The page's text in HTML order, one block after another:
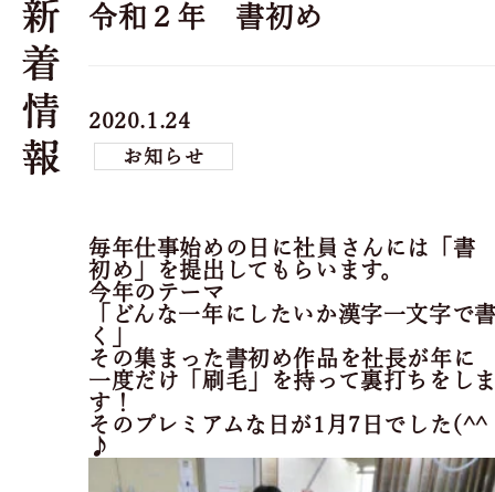
令和２年 書初め
2020.1.24
お知らせ
毎年仕事始めの日に社員さんには「書
初め」を提出してもらいます。
今年のテーマ
「どんな一年にしたいか漢字一文字で
く」
その集まった書初め作品を社長が年に
一度だけ「刷毛」を持って裏打ちをし
す！
そのプレミアムな日が1月7日でした(^^
♪